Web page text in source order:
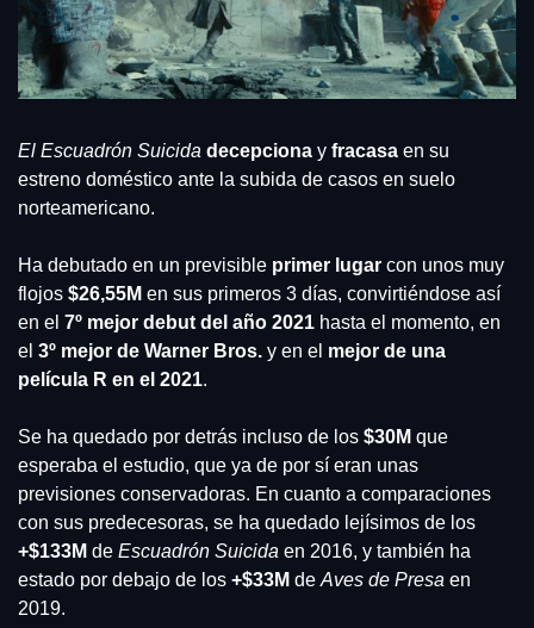
El Escuadrón Suicida decepciona y fracasa en su
estreno doméstico ante la subida de casos en suelo
norteamericano.
Ha debutado en un previsible primer lugar con unos muy
flojos $26,55M en sus primeros 3 días, convirtiéndose así
en el 7º mejor debut del año 2021 hasta el momento, en
el 3º mejor de Warner Bros. y en el mejor de una
película R en el 2021.
Se ha quedado por detrás incluso de los $30M que
esperaba el estudio, que ya de por sí eran unas
previsiones conservadoras. En cuanto a comparaciones
+$133M de Escuadrón Suicida en 2016, y también ha
estado por debajo de los +$33M de Aves de Presa en
2019.